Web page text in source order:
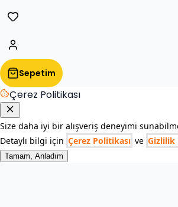
Sepetim
Çerez Politikası
Size daha iyi bir alışveriş deneyimi
Detaylı bilgi için Çerez Politikası ve Gizlilik
Tamam, Anladım